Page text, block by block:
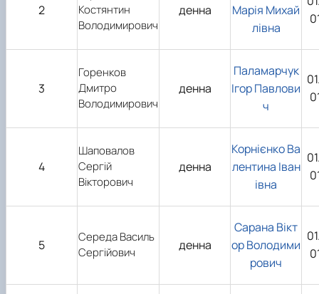
2
Костянтин
Володимирович
денна
Марія Михай
лівна
3
Горенков
Дмитро
Володимирович
денна
Паламарчук
Ігор Павлови
ч
4
Шаповалов
Сергій
Вікторович
денна
Корнієнко Ва
лентина Іван
івна
5
Середа Василь
Сергійович
денна
Сарана Вікт
ор Володими
рович